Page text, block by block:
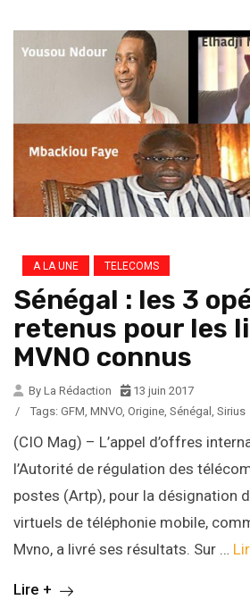
A LA UNE TELECOMS
Sénégal : les 3
retenus pour les
MVNO connus
By La Rédaction
13 juin 2017
/
Tags: GFM, MNVO, Origine, Sénégal , Sirius
(CIO Mag) – L’appel d’offres
l’Autorité de régulation des
postes (Artp), pour la désignation
virtuels de téléphonie mobile,
Mvno, a livré ses résultats. Sur …
Lire +